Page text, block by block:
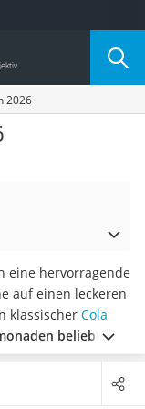
2026
eine hervorragende
auf einen leckeren
klassischer Cola
beliebt .
wie